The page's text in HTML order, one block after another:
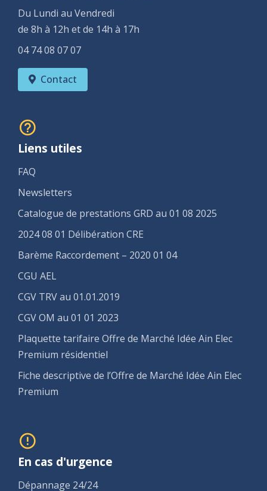
Du Lundi au Vendredi
de 8h à 12h et de 14h à 17h
04 74 08 07 07
Contact
Liens utiles
FAQ
Newsletters
Catalogue de prestations GRD au 01 08 2025
2024 08 01 Délibération CRE
Barème Raccordement – 2020 01 04
CGU AEL
CGV TRV au 01.01.2019
CGV OM au 01 01 2023
Plaquette tarifaire Offre de Marché Idée Ain Elec
Premium résidentiel
Fiche descriptive de l’Offre de Marché Idée Ain Elec
Premium
En cas d'urgence
Dépannage 24/24